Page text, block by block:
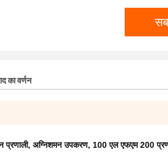
का वर्णन
प्रणाली, अग्निशमन उपकरण, 100 एल एफएम 200